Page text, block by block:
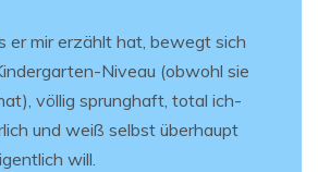
er mir erzählt hat, bewegt sich
Niveau (obwohl sie
völlig sprunghaft, total ich-
und weiß selbst überhaupt
will.